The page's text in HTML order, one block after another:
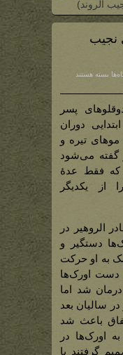
الروند)
نجیب
برای
از
دوقلوهای
نجیب
الروند)
بسته هستند
پسر
دوران
تیره و
گفته ‌می‌شود
که فقط عدۀ
از یکدیگر
مادر الروهیر در
دستگیر و
به او حرکت
دست اورک‌ها
شد اما
سالیان بعد
باعث شد
اورک‌ها در
گرفتند با